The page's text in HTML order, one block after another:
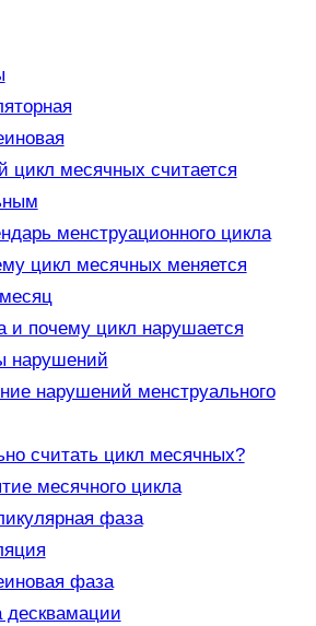
цикл месячных считается
менструационного цикла
цикл месячных меняется
и почему цикл нарушается
нарушений
нарушений менструального
считать цикл месячных?
месячного цикла
фаза
фаза